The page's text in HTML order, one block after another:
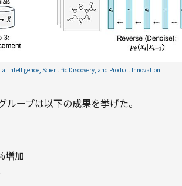
Intelligence, Scientific Discovery, and Product Innovation
ープは以下の成果を挙げた。
増加